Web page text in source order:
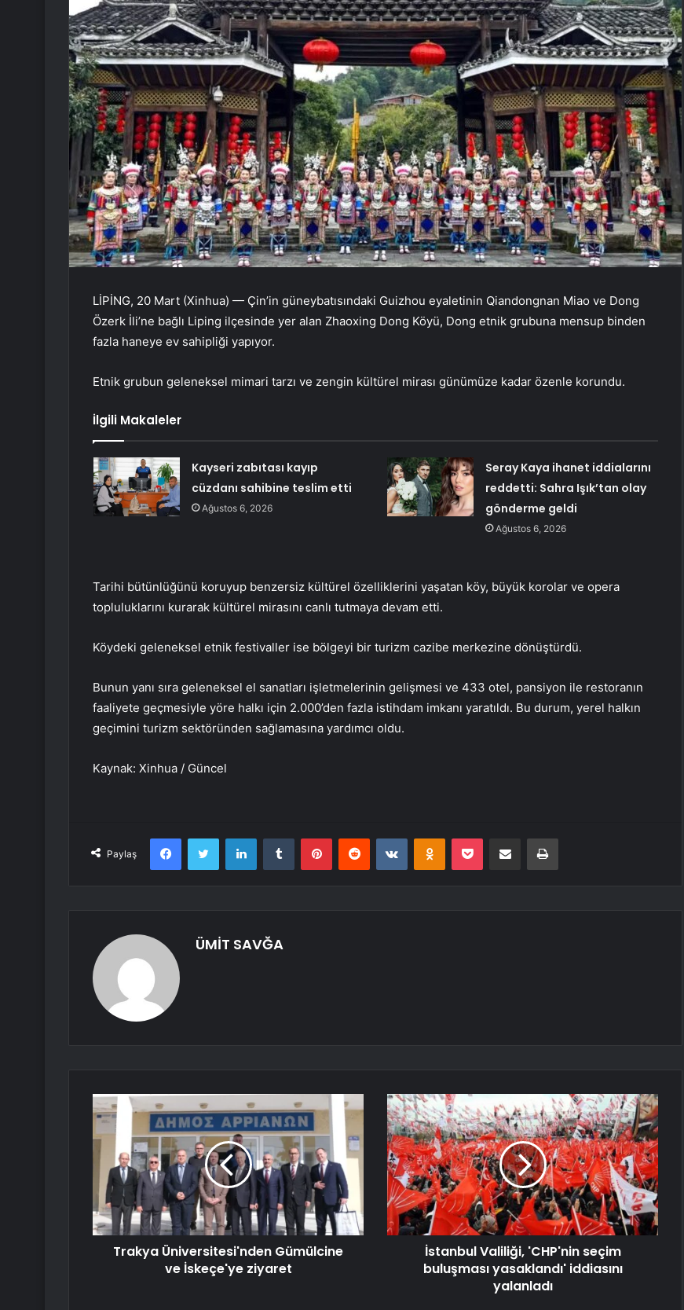
LİPİNG, 20 Mart (Xinhua) — Çin’in güneybatısındaki Guizhou eyaletinin Qiandongnan Miao ve Dong
Özerk İli’ne bağlı Liping ilçesinde yer alan Zhaoxing Dong Köyü, Dong etnik grubuna mensup binden
fazla haneye ev sahipliği yapıyor.
Etnik grubun geleneksel mimari tarzı ve zengin kültürel mirası günümüze kadar özenle korundu.
İlgili Makaleler
Kayseri zabıtası kayıp
cüzdanı sahibine teslim etti
Ağustos 6, 2026
Seray Kaya ihanet iddialarını
reddetti: Sahra Işık’tan olay
gönderme geldi
Ağustos 6, 2026
Tarihi bütünlüğünü koruyup benzersiz kültürel özelliklerini yaşatan köy, büyük korolar ve opera
topluluklarını kurarak kültürel mirasını canlı tutmaya devam etti.
Köydeki geleneksel etnik festivaller ise bölgeyi bir turizm cazibe merkezine dönüştürdü.
Bunun yanı sıra geleneksel el sanatları işletmelerinin gelişmesi ve 433 otel, pansiyon ile restoranın
faaliyete geçmesiyle yöre halkı için 2.000’den fazla istihdam imkanı yaratıldı. Bu durum, yerel halkın
geçimini turizm sektöründen sağlamasına yardımcı oldu.
Kaynak: Xinhua / Güncel
Paylaş
FacebookTwitter LinkedInTumblr PinterestReddit VKontakteOdnoklassniki
Pocket E-Posta ile paylaş Yazdır
ÜMİT SAVĞA
Trakya Üniversitesi'nden Gümülcine
ve İskeçe'ye ziyaret
İstanbul Valiliği, 'CHP'nin seçim
buluşması yasaklandı' iddiasını
yalanladı